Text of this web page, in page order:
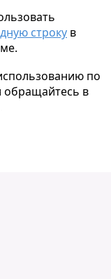
строку в
по
обращайтесь в